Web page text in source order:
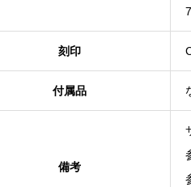
刻印
付属品
備考